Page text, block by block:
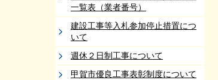
一覧表（業者番号）
建設工事等入札参加停止措置につ
いて
週休２日制工事について
甲賀市優良工事表彰制度について